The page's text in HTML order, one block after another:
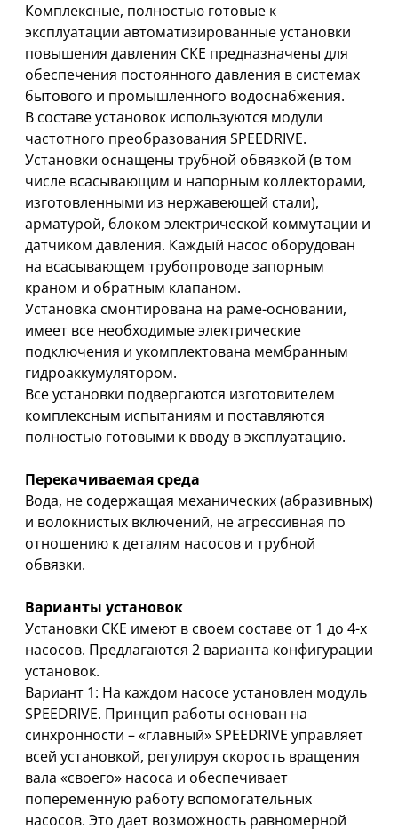
Комплексные, полностью готовые к
эксплуатации автоматизированные установки
повышения давления СКЕ предназначены для
обеспечения постоянного давления в системах
бытового и промышленного водоснабжения.
В составе установок используются модули
частотного преобразования SPEEDRIVE.
Установки оснащены трубной обвязкой (в том
числе всасывающим и напорным коллекторами,
изготовленными из нержавеющей стали),
арматурой, блоком электрической коммутации и
датчиком давления. Каждый насос оборудован
на всасывающем трубопроводе запорным
краном и обратным клапаном.
Установка смонтирована на раме-основании,
имеет все необходимые электрические
подключения и укомплектована мембранным
гидроаккумулятором.
Все установки подвергаются изготовителем
комплексным испытаниям и поставляются
полностью готовыми к вводу в эксплуатацию.
Перекачиваемая среда
Вода, не содержащая механических (абразивных)
и волокнистых включений, не агрессивная по
отношению к деталям насосов и трубной
обвязки.
Варианты установок
Установки СКЕ имеют в своем составе от 1 до 4-х
насосов. Предлагаются 2 варианта конфигурации
установок.
Вариант 1: На каждом насосе установлен модуль
SPEEDRIVE. Принцип работы основан на
синхронности – «главный» SPEEDRIVE управляет
всей установкой, регулируя скорость вращения
вала «своего» насоса и обеспечивает
попеременную работу вспомогательных
насосов. Это дает возможность равномерной